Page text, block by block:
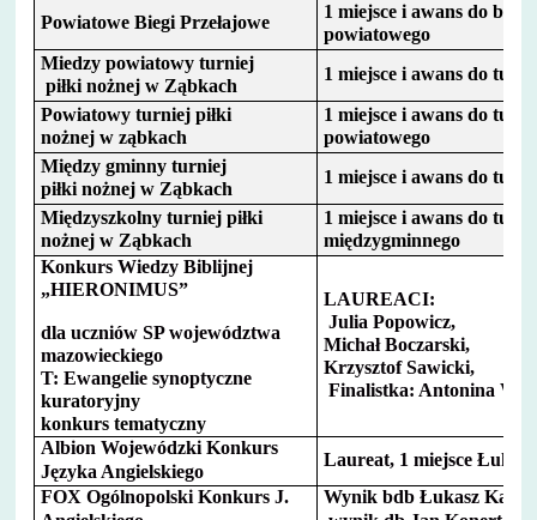
Powiatowe Biegi Przełajowe
1 miejsce i awans do
powiatowego
Miedzy powiatowy turniej
piłki nożnej w Ząbkach
1 miejsce i awans do
Powiatowy turniej piłki
nożnej w ząbkach
1 miejsce i awans do
powiatowego
Między gminny turniej
piłki nożnej w Ząbkach
1 miejsce i awans do
Międzyszkolny turniej piłki
nożnej w Ząbkach
1 miejsce i awans do
międzygminnego
Konkurs Wiedzy Biblijnej
„HIERONIMUS”
dla uczniów SP województwa
mazowieckiego
T: Ewangelie synoptyczne
kuratoryjny
konkurs tematyczny
LAUREACI:
Julia Popowicz,
Michał Boczarski,
Krzysztof Sawicki,
Finalistka: Antonina
Albion Wojewódzki Konkurs
Języka Angielskiego
Laureat, 1 miejsce
FOX Ogólnopolski Konkurs J.
Wynik bdb Łukasz